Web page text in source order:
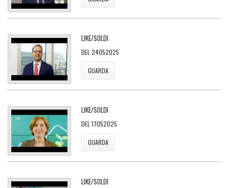
LIKE/SOLDI
DEL 24052025
GUARDA
LIKE/SOLDI
DEL 17052025
GUARDA
LIKE/SOLDI